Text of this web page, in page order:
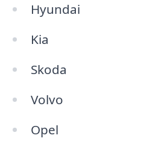
Hyundai
Kia
Skoda
Volvo
Opel